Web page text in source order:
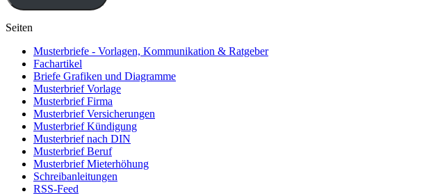
Seiten
Musterbriefe - Vorlagen, Kommunikation & Ratgeber
Fachartikel
Briefe Grafiken und Diagramme
Musterbrief Vorlage
Musterbrief Firma
Musterbrief Versicherungen
Musterbrief Kündigung
Musterbrief nach DIN
Musterbrief Beruf
Musterbrief Mieterhöhung
Schreibanleitungen
RSS-Feed